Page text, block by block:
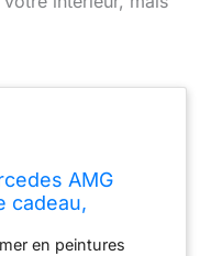
AMG
cadeau,
en peintures